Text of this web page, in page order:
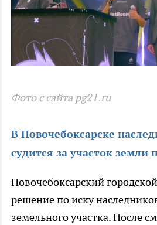
Фото с сайта pg21.ru
В Новочебоксарске
судится за участок земли
Новочебоксарский
решение по иску
земельного участка. После